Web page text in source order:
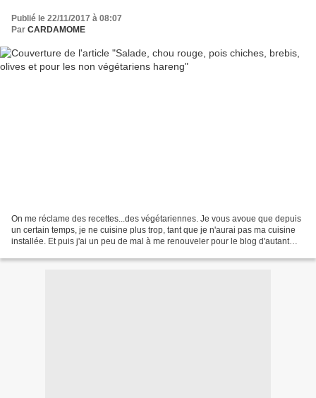
Publié le 22/11/2017 à 08:07
Par CARDAMOME
On me réclame des recettes...des végétariennes. Je vous avoue que depuis
un certain temps, je ne cuisine plus trop, tant que je n'aurai pas ma cuisine
installée. Et puis j'ai un peu de mal à me renouveler pour le blog d'autant